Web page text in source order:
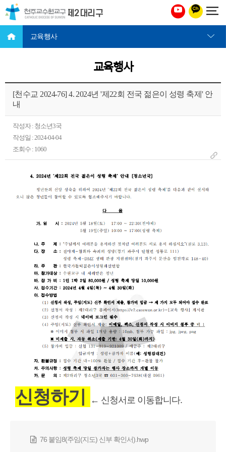
천주교 수원교구 제2대리구
교육행사
교육행사
[천수교 2024-76] 4. 2024년 '제22회 전국 젊은이 성령 축제' 안
내
작성자 : 청소년3국
작성일 : 2024-04-04
조회수 : 1060
신청하기 ← 신청서로 이동합니다.
76 붙임8(주임(지도) 신부 확인서).hwp